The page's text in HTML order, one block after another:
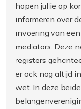
hopen jullie op
informeren over
invoering van
mediators. Deze
registers
er ook nog altijd
wet. In deze